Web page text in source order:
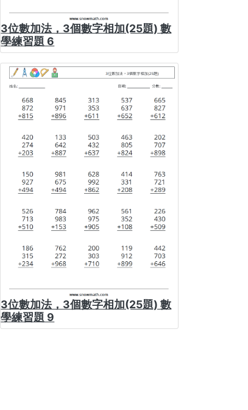
3位數加法，3個數字相加(25題) 數
學練習題 6
3位數加法，3個數字相加(25題) 數
學練習題 9